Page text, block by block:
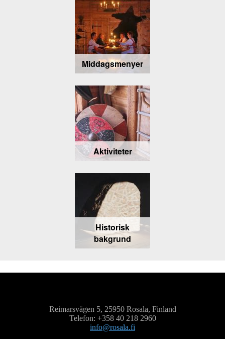
Middagsmenyer
Aktiviteter
Historisk
bakgrund
Reimarsvägen 5, 25950 Rosala, Finland
Telefon: +358 40 218 2960
info@rosala.fi